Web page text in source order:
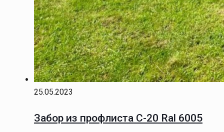
25.05.2023
Забор из профлиста С-20 Ral 6005